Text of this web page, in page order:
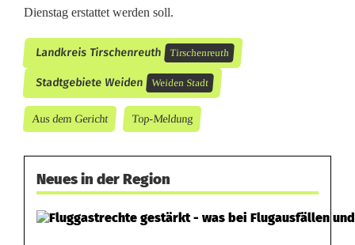
Dienstag erstattet werden soll.
Landkreis Tirschenreuth Tirschenreuth
Stadtgebiete Weiden Weiden Stadt
Aus dem Gericht Top-Meldung
Neues in der Region